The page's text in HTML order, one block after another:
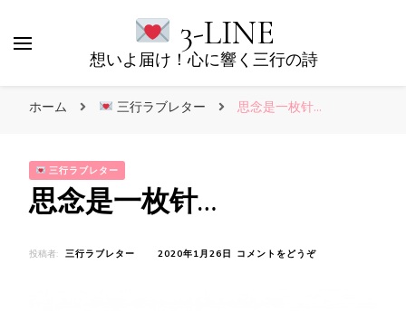
3-LINE
想いよ届け！心に響く三行の詩
ホーム 三行ラブレター 思念是一枚针…
三行ラブレター
思念是一枚针…
投稿者: 三行ラブレター 2020年1月26日 コメントをどうぞ(思